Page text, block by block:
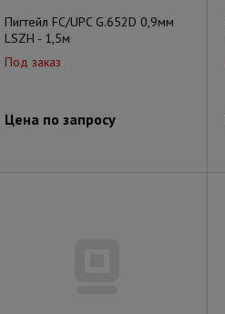
Пигтейл FC/UPC G.652D 0,9мм
LSZH - 1,5м
Под заказ
Цена по запросу